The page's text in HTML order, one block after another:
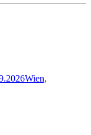
Wien,